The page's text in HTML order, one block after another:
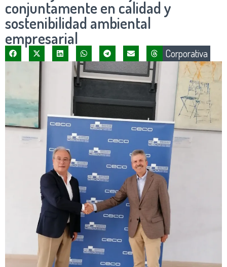
conjuntamente en calidad y
sostenibilidad ambiental
empresarial
Corporativa